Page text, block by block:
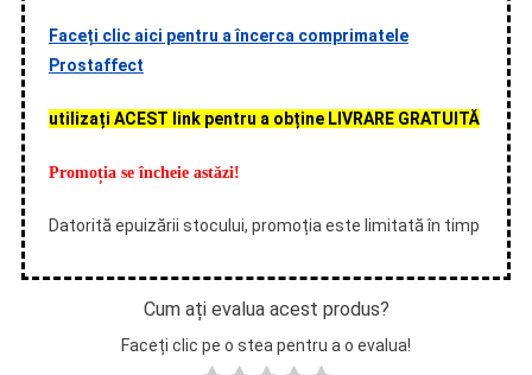
Faceți clic aici pentru a încerca comprimatele
Prostaffect
utilizați ACEST link pentru a obține LIVRARE GRATUITĂ
Promoția se încheie astăzi!
Datorită epuizării stocului, promoția este limitată în timp
Cum ați evalua acest produs?
Faceți clic pe o stea pentru a o evalua!